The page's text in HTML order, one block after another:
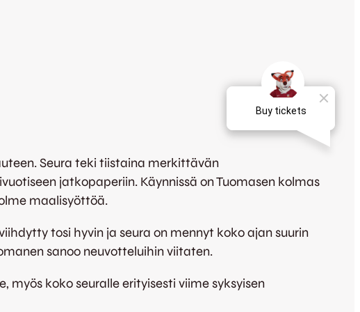
Seura teki tiistaina merkittävän
jatkopaperiin. Käynnissä on Tuomasen kolmas
maalisyöttöä.
tosi hyvin ja seura on mennyt koko ajan suurin
sanoo neuvotteluihin viitaten.
myös koko seuralle erityisesti viime syksyisen